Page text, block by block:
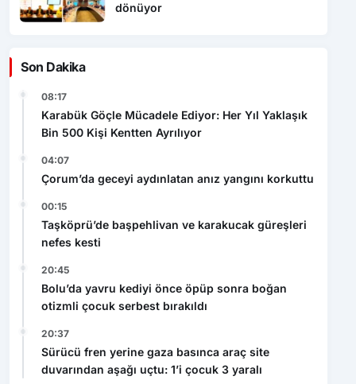
dönüyor
Son Dakika
08:17
Karabük Göçle Mücadele Ediyor: Her Yıl Yaklaşık
Bin 500 Kişi Kentten Ayrılıyor
04:07
Çorum’da geceyi aydınlatan anız yangını korkuttu
00:15
Taşköprü’de başpehlivan ve karakucak güreşleri
nefes kesti
20:45
Bolu’da yavru kediyi önce öpüp sonra boğan
otizmli çocuk serbest bırakıldı
20:37
Sürücü fren yerine gaza basınca araç site
duvarından aşağı uçtu: 1’i çocuk 3 yaralı